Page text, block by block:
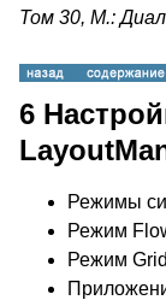
Том 30, М.:
6
Режимы
Режим
Режим